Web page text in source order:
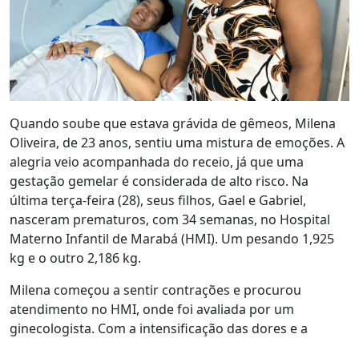
Quando soube que estava grávida de gêmeos, Milena
Oliveira, de 23 anos, sentiu uma mistura de emoções. A
alegria veio acompanhada do receio, já que uma
gestação gemelar é considerada de alto risco. Na
última terça-feira (28), seus filhos, Gael e Gabriel,
nasceram prematuros, com 34 semanas, no Hospital
Materno Infantil de Marabá (HMI). Um pesando 1,925
kg e o outro 2,186 kg.
Milena começou a sentir contrações e procurou
atendimento no HMI, onde foi avaliada por um
ginecologista. Com a intensificação das dores e a